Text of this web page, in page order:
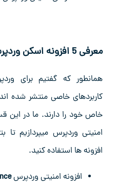
معرفی 5 افزونه اسکن وردپرس
همانطور که گفتیم برای
کاربردهای خاصی منتشر شده
امنیتی وردپرس میپردازیم تا
افزونه ها استفاده کنید.
افزونه امنیتی وردپرس